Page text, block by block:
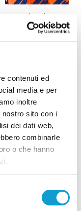
contenuti ed
media e per
inoltre
sito con i
dei dati web,
combinarle
o che hanno
leggi
campionato di
conferma la linea
giocatori che
di... leggi
e
con decisione la